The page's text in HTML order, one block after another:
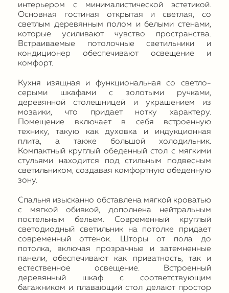
интерьером с минималистической эстетикой.
Основная гостиная открытая и светлая, со
светлым деревянным полом и белыми стенами,
которые усиливают чувство пространства.
Встраиваемые потолочные светильники и
кондиционер обеспечивают освещение и
комфорт.
Кухня изящная и функциональная со светло-
серыми шкафами с золотыми ручками,
деревянной столешницей и украшением из
мозаики, что придает нотку характеру.
Помещение включает в себя встроенную
технику, такую ​​как духовка и индукционная
плита, а также большой холодильник.
Компактный круглый обеденный стол с мягкими
стульями находится под стильным подвесным
светильником, создавая комфортную обеденную
зону.
Спальня изысканно обставлена ​​мягкой кроватью
с мягкой обивкой, дополнена нейтральным
постельным бельем. Современный круглый
светодиодный светильник на потолке придает
современный оттенок. Шторы от пола до
потолка, включая прозрачные и затемненные
панели, обеспечивают как приватность, так и
естественное освещение. Встроенный
деревянный шкаф с соответствующим
багажником и плавающий стол делают простор